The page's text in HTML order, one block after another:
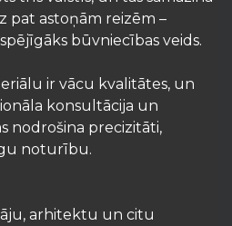
astoņām reizēm –
būvniecības veids.
ir vācu kvalitātes, un
konsultācija un
nodrošina precizitāti,
noturību.
arhitektu un citu